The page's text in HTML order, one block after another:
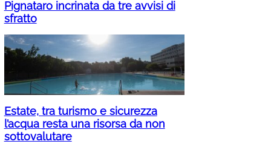
Pignataro incrinata da tre avvisi di
sfratto
Estate, tra turismo e sicurezza
l’acqua resta una risorsa da non
sottovalutare